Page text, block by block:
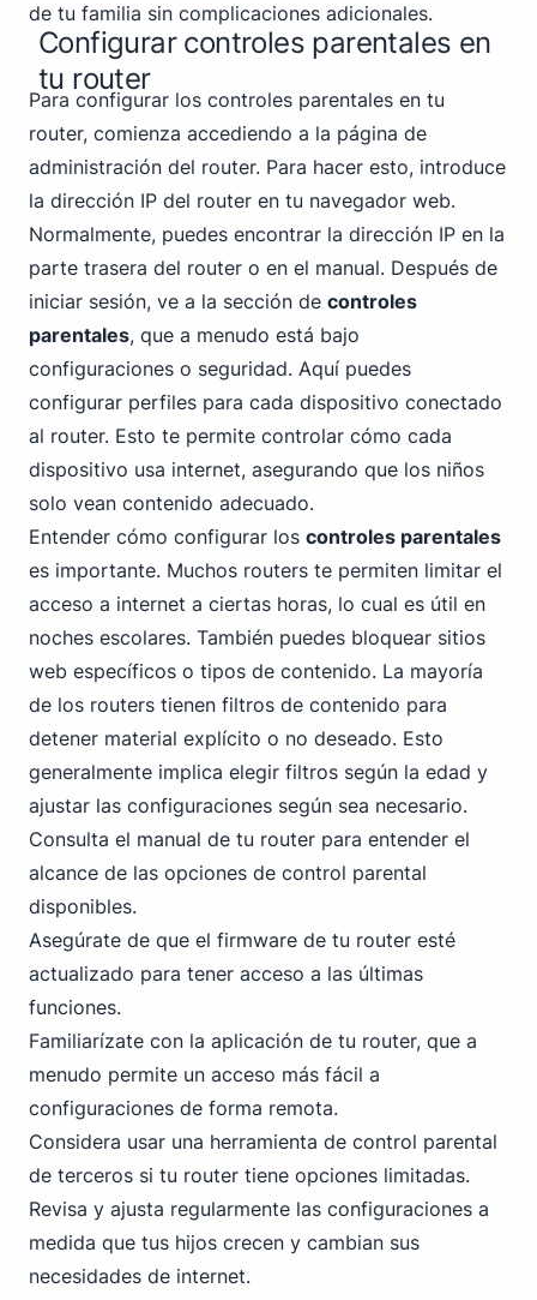
de tu familia sin complicaciones adicionales.
Configurar controles parentales en
tu router
Para configurar los controles parentales en tu
router, comienza accediendo a la página de
administración del router. Para hacer esto, introduce
la dirección IP del router en tu navegador web.
Normalmente, puedes encontrar la dirección IP en la
parte trasera del router o en el manual. Después de
iniciar sesión, ve a la sección de controles
parentales, que a menudo está bajo
configuraciones o seguridad. Aquí puedes
configurar perfiles para cada dispositivo conectado
al router. Esto te permite controlar cómo cada
dispositivo usa internet, asegurando que los niños
solo vean contenido adecuado.
Entender cómo configurar los controles parentales
es importante. Muchos routers te permiten limitar el
acceso a internet a ciertas horas, lo cual es útil en
noches escolares. También puedes bloquear sitios
web específicos o tipos de contenido. La mayoría
de los routers tienen filtros de contenido para
detener material explícito o no deseado. Esto
generalmente implica elegir filtros según la edad y
ajustar las configuraciones según sea necesario.
Consulta el manual de tu router para entender el
alcance de las opciones de control parental
disponibles.
Asegúrate de que el firmware de tu router esté
actualizado para tener acceso a las últimas
funciones.
Familiarízate con la aplicación de tu router, que a
menudo permite un acceso más fácil a
configuraciones de forma remota.
Considera usar una herramienta de control parental
de terceros si tu router tiene opciones limitadas.
Revisa y ajusta regularmente las configuraciones a
medida que tus hijos crecen y cambian sus
necesidades de internet.